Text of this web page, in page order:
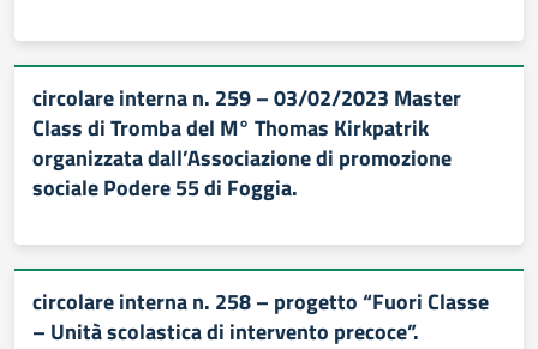
circolare interna n. 259 – 03/02/2023 Master
Class di Tromba del M° Thomas Kirkpatrik
organizzata dall’Associazione di promozione
sociale Podere 55 di Foggia.
circolare interna n. 258 – progetto “Fuori Classe
– Unità scolastica di intervento precoce”.